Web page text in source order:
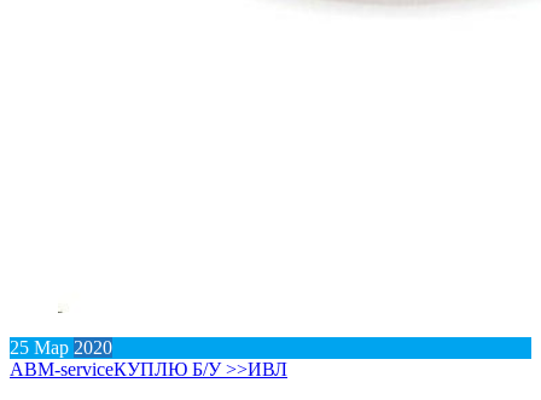
25 Мар 2020
АВM-serviceКУПЛЮ Б/У >>ИВЛ